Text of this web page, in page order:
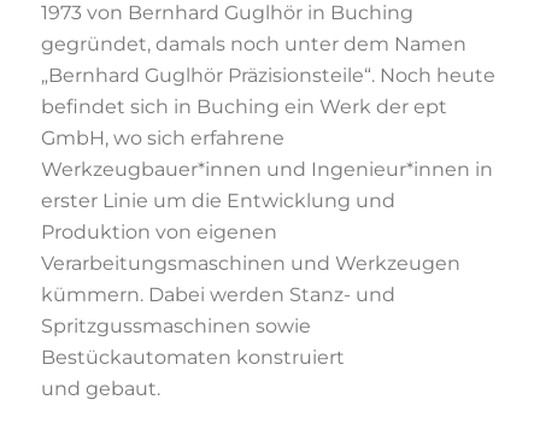
1973 von Bernhard Guglhör in Buching
gegründet, damals noch unter dem Namen
„Bernhard Guglhör Präzisionsteile“. Noch heute
befindet sich in Buching ein Werk der ept
GmbH, wo sich erfahrene
Werkzeugbauer*innen und Ingenieur*innen in
erster Linie um die Entwicklung und
Produktion von eigenen
Verarbeitungsmaschinen und Werkzeugen
kümmern. Dabei werden Stanz- und
Spritzgussmaschinen sowie
Bestückautomaten konstruiert
und gebaut.